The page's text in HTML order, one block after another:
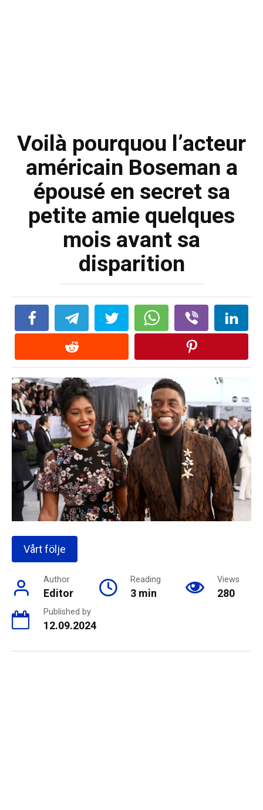
Voilà pourquou l’acteur
américain Boseman a
épousé en secret sa
petite amie quelques
mois avant sa
disparition
Vårt följe
Author
Editor
Reading
3 min
Views
280
Published by
12.09.2024